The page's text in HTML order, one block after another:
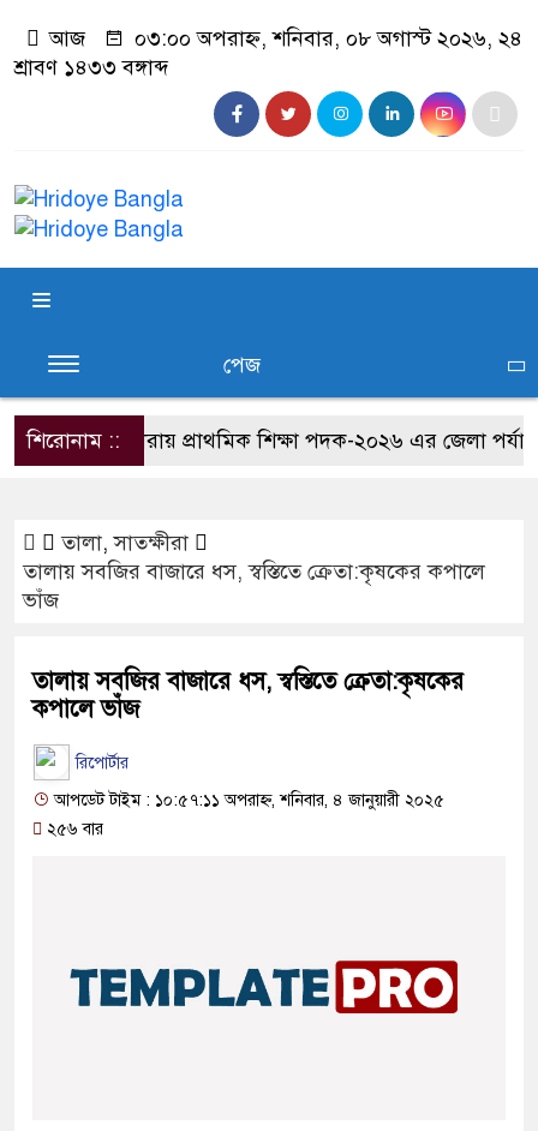
আজ
০৩:০০ অপরাহ্ন, শনিবার, ০৮ অগাস্ট ২০২৬, ২৪
শ্রাবণ ১৪৩৩ বঙ্গাব্দ
পেজ
শিরোনাম ::
সাতক্ষীরায় প্রাথমিক শিক্ষা পদক-২০২৬ এর জেলা পর্যায়ের
তালা,সাতক্ষীরা
তালায় সবজির বাজারে ধস, স্বস্তিতে ক্রেতা:কৃষকের কপালে
ভাঁজ
তালায় সবজির বাজারে ধস, স্বস্তিতে ক্রেতা:কৃষকের
কপালে ভাঁজ
রিপোর্টার
আপডেট টাইম : ১০:৫৭:১১ অপরাহ্ন, শনিবার, ৪ জানুয়ারী ২০২৫
২৫৬ বার